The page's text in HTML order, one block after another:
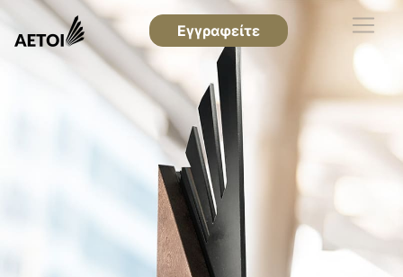
Εγγραφείτε